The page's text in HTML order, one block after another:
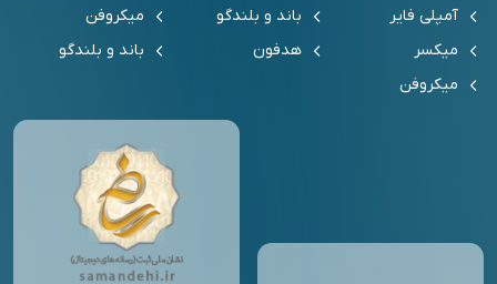
آمپلی فایر
باند و بلندگو
میکروفن
میکسر
هدفون
باند و بلندگو
میکروفن